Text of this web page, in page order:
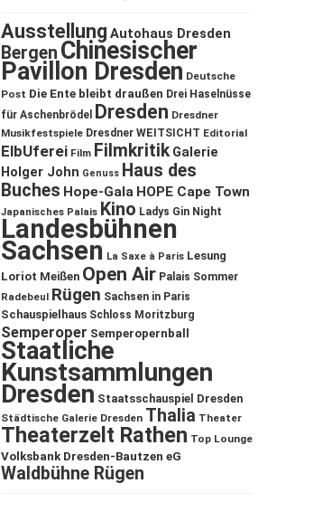
Ausstellung Autohaus Dresden
Bergen Chinesischer
Pavillon Dresden Deutsche
Post Die Ente bleibt draußen Drei Haselnüsse
für Aschenbrödel
Dresden Dresdner
Musikfestspiele Dresdner WEITSICHT Editorial
ElbUferei Film Filmkritik Galerie
Holger John Genuss Haus des
Buches Hope-Gala HOPE Cape Town
Japanisches Palais Kino Ladys Gin Night
Landesbühnen
Sachsen La Saxe à Paris Lesung
Loriot Meißen Open Air Palais Sommer
Radebeul Rügen Sachsen in Paris
Schauspielhaus Schloss Moritzburg
Semperoper Semperopernball
Staatliche
Kunstsammlungen
Dresden Staatsschauspiel Dresden
Städtische Galerie Dresden Thalia Theater
Theaterzelt Rathen Top Lounge
Volksbank Dresden-Bautzen eG
Waldbühne Rügen